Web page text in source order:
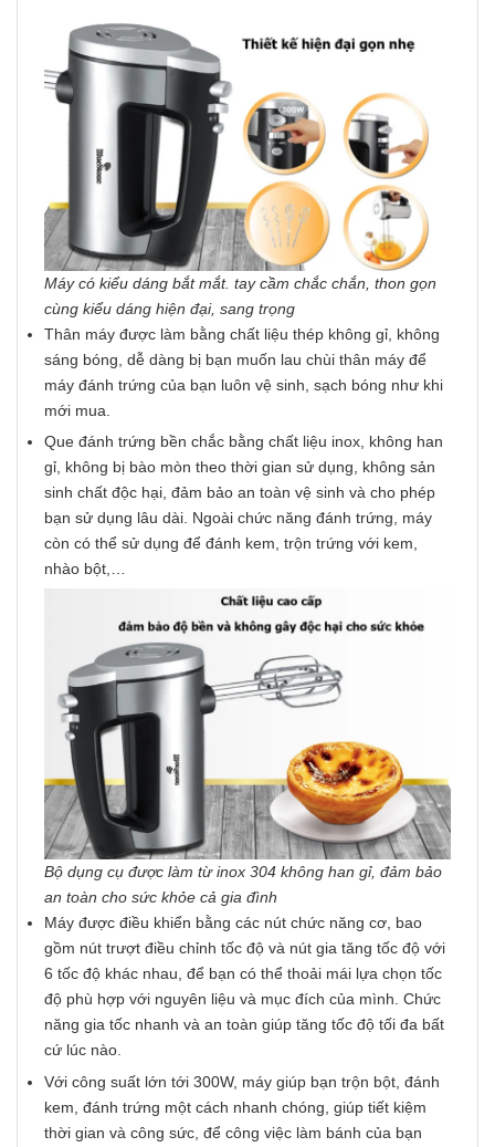
Máy có kiểu dáng bắt mắt. tay cầm chắc chắn, thon gọn
cùng kiểu dáng hiện đại, sang trọng
Thân máy được làm bằng chất liệu thép không gỉ, không
sáng bóng, dễ dàng bị bạn muốn lau chùi thân máy để
máy đánh trứng của bạn luôn vệ sinh, sạch bóng như khi
mới mua.
Que đánh trứng bền chắc bằng chất liệu inox, không han
gỉ, không bị bào mòn theo thời gian sử dụng, không sản
sinh chất độc hại, đảm bảo an toàn vệ sinh và cho phép
bạn sử dụng lâu dài. Ngoài chức năng đánh trứng, máy
còn có thể sử dụng để đánh kem, trộn trứng với kem,
nhào bột,…
Bộ dụng cụ được làm từ inox 304 không han gỉ, đảm bảo
an toàn cho sức khỏe cả gia đình
Máy được điều khiển bằng các nút chức năng cơ, bao
gồm nút trượt điều chỉnh tốc độ và nút gia tăng tốc độ với
6 tốc độ khác nhau, để bạn có thể thoải mái lựa chọn tốc
độ phù hợp với nguyên liệu và mục đích của mình. Chức
năng gia tốc nhanh và an toàn giúp tăng tốc độ tối đa bất
cứ lúc nào.
Với công suất lớn tới 300W, máy giúp bạn trộn bột, đánh
kem, đánh trứng một cách nhanh chóng, giúp tiết kiệm
thời gian và công sức, để công việc làm bánh của bạn